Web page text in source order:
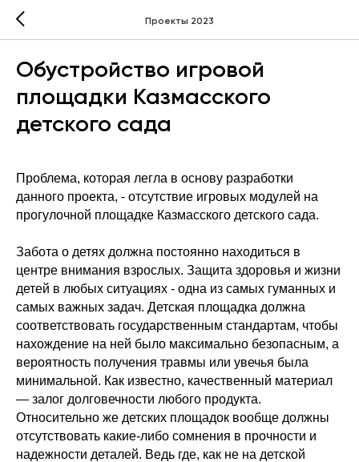
Проекты 2023
Обустройство игровой
площадки Казмасского
детского сада
Проблема, которая легла в основу разработки
данного проекта, - отсутствие игровых модулей на
прогулочной площадке Казмасского детского сада.
Забота о детях должна постоянно находиться в
центре внимания взрослых. Защита здоровья и жизни
детей в любых ситуациях - одна из самых гуманных и
самых важных задач. Детская площадка должна
соответствовать государственным стандартам, чтобы
нахождение на ней было максимально безопасным, а
вероятность получения травмы или увечья была
минимальной. Как известно, качественный материал
— залог долговечности любого продукта.
Относительно же детских площадок вообще должны
отсутствовать какие-либо сомнения в прочности и
надежности деталей. Ведь где, как не на детской